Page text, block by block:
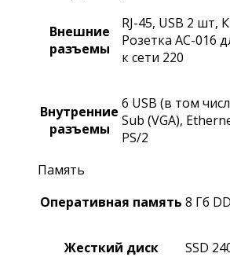
Внешние
разъемы
RJ-45, USB 2 шт,
Розетка АС-016
к сети 220
Внутренние
разъемы
6 USB (в том
Sub (VGA),
PS/2
Память
Оперативная память 8 Гб
Жесткий диск
SSD